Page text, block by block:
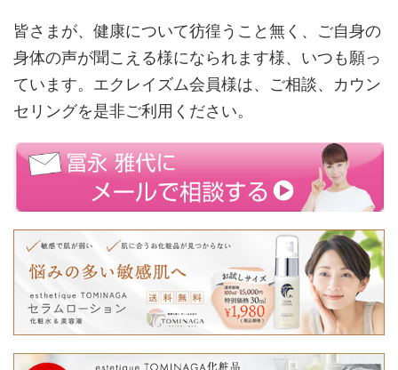
皆さまが、健康について彷徨うこと無く、ご自身の
身体の声が聞こえる様になられます様、いつも願っ
ています。エクレイズム会員様は、ご相談、カウン
セリングを是非ご利用ください。